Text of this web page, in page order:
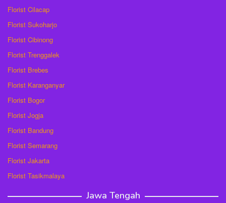
Florist Cilacap
Florist Sukoharjo
Florist Cibinong
Florist Trenggalek
Florist Brebes
Florist Karanganyar
Florist Bogor
Florist Jogja
Florist Bandung
Florist Semarang
Florist Jakarta
Florist Tasikmalaya
Jawa Tengah